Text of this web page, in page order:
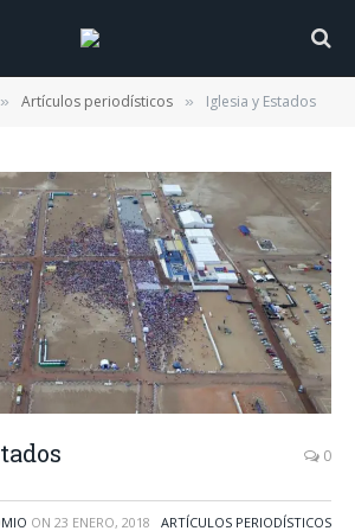
» Artículos periodísticos » Iglesia y Estados
0
ON 23 ENERO, 2018 ARTÍCULOS PERIODÍSTICOS